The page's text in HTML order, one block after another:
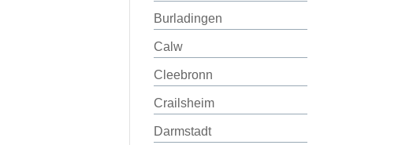
Burladingen
Calw
Cleebronn
Crailsheim
Darmstadt